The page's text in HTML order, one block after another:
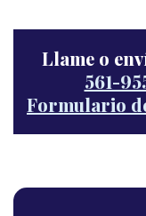
Llame o
561-
Formulario